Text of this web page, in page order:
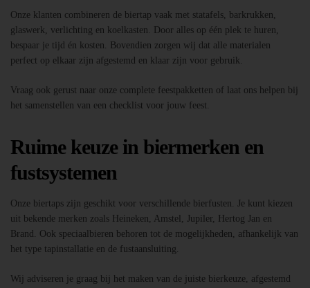
Onze klanten combineren de biertap vaak met statafels, barkrukken,
glaswerk, verlichting en koelkasten. Door alles op één plek te huren,
bespaar je tijd én kosten. Bovendien zorgen wij dat alle materialen
perfect op elkaar zijn afgestemd en klaar zijn voor gebruik.
Vraag ook gerust naar onze complete feestpakketten of laat ons helpen bij
het samenstellen van een checklist voor jouw feest.
Ruime keuze in biermerken en
fustsystemen
Onze biertaps zijn geschikt voor verschillende bierfusten. Je kunt kiezen
uit bekende merken zoals Heineken, Amstel, Jupiler, Hertog Jan en
Brand. Ook speciaalbieren behoren tot de mogelijkheden, afhankelijk van
het type tapinstallatie en de fustaansluiting.
Wij adviseren je graag bij het maken van de juiste bierkeuze, afgestemd